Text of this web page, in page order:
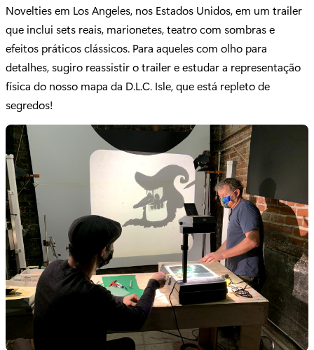
Novelties em Los Angeles, nos Estados Unidos, em um trailer
que inclui sets reais, marionetes, teatro com sombras e
efeitos práticos clássicos. Para aqueles com olho para
detalhes, sugiro reassistir o trailer e estudar a representação
física do nosso mapa da D.L.C. Isle, que está repleto de
segredos!